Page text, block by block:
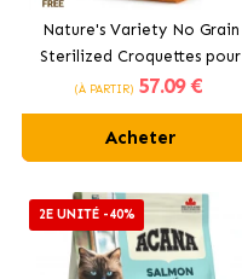
Nature's Variety No Grain
Sterilized Croquettes pour
Chats Stérilisés avec Poulet
(À PARTIR) 57.09 €
Acheter
2E UNITÉ -40%